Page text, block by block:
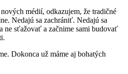
médií, odkazujem, že tradičné
Nedajú sa zachrániť. Nedajú sa
ne sťažovať a začnime sami budovať
Dokonca už máme aj bohatých